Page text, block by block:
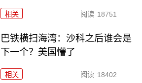
相关 阅读 18751
巴铁横扫海湾：沙科之后谁会是
下一个？美国懵了
相关 阅读 18402